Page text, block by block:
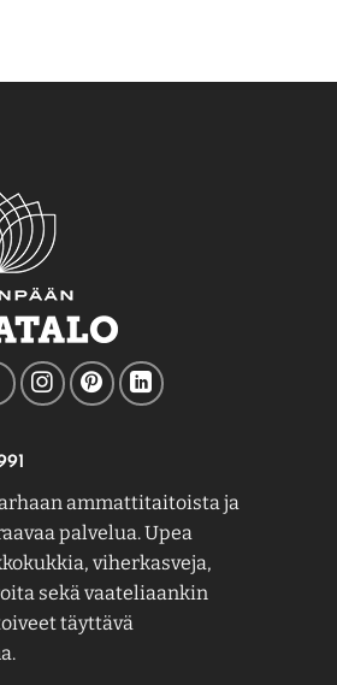
ammattitaitoista ja
palvelua. Upea
viherkasveja,
sekä vaateliaankin
täyttävä